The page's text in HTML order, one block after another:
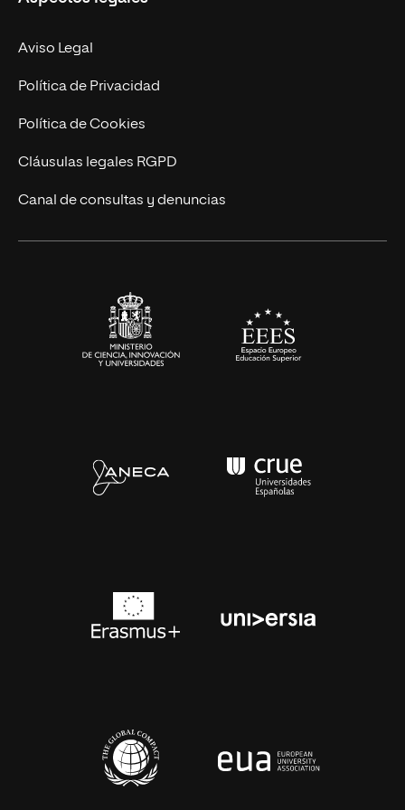
Experto Universitario
Postgrados
Cursos Universitarios
Facultades
Nuestro Equipo
Trabaja en UNIR
Actualidad
UNIR Revista
Eventos
Aviso Legal
Política de Privacidad
Política de Cookies
Cláusulas legales RGPD
Canal de consultas y denuncias